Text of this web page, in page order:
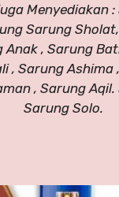
Menyediakan
Sarung
Anak , Sarung
, Sarung Ashima
, Sarung
Sarung Solo.